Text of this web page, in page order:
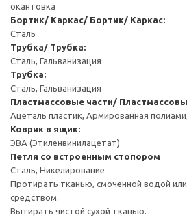
окантовка
Бортик/ Каркас/ Бортик/ Каркас:
Сталь
Трубка/ Трубка:
Сталь, Гальванизация
Трубка:
Сталь, Гальванизация
Пластмассовые части/
Ацеталь пластик, Армированная
Коврик в ящик:
ЭВА (Этиленвинилацетат)
Петля со встроенным стопором
Сталь, Никелирование
Протирать тканью, смоченной водой
средством.
Вытирать чистой сухой тканью.